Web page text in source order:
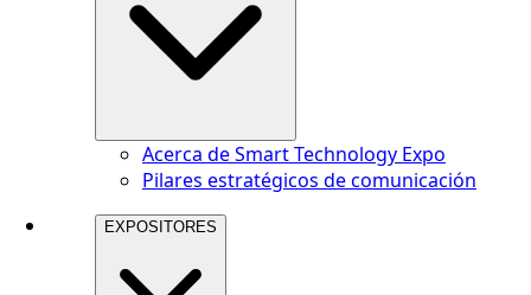
Acerca de Smart Technology Expo
Pilares estratégicos de comunicación
EXPOSITORES